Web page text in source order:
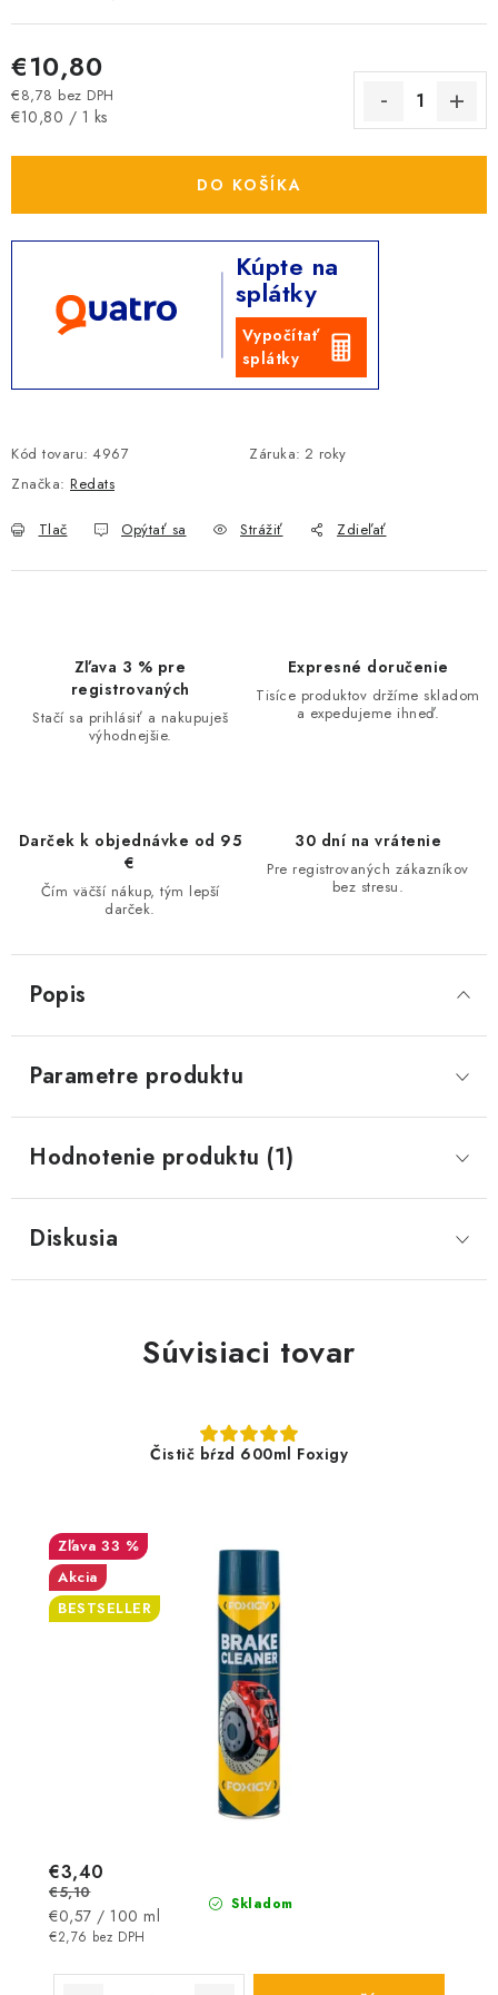
€10,80
€8,78 bez DPH
Jednotková cena:
€10,80 / 1 ks
DO KOŠÍKA
Kúpte na
splátky
Vypočítať
splátky
Kód tovaru: 4967 Záruka: 2 roky
Značka: Redats
Tlač Opýtať sa Strážiť Zdieľať
Zľava 3 % pre
registrovaných
Stačí sa prihlásiť a nakupuješ
výhodnejšie.
Expresné doručenie
Tisíce produktov držíme skladom
a expedujeme ihneď.
Darček k objednávke od 95
€
Čím väčší nákup, tým lepší
darček.
30 dní na vrátenie
Pre registrovaných zákazníkov
bez stresu.
Popis
Parametre produktu
Hodnotenie produktu (1)
Diskusia
Súvisiaci tovar
Čistič bŕzd 600ml Foxigy
33 %
Akcia
BESTSELLER
Skladom
€2,76 bez DPH
€3,40
€5,10
Jednotková
cena:
€0,57 / 100 ml